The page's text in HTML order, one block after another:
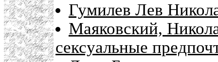
Гумилев Лев
Маяковский,
сексуальные